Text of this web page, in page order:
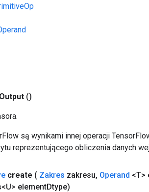
Output ()
są wynikami innej operacji
reprezentującego obliczenia danych
create ( Zakres zakresu, Operand <T>
elementDtype)